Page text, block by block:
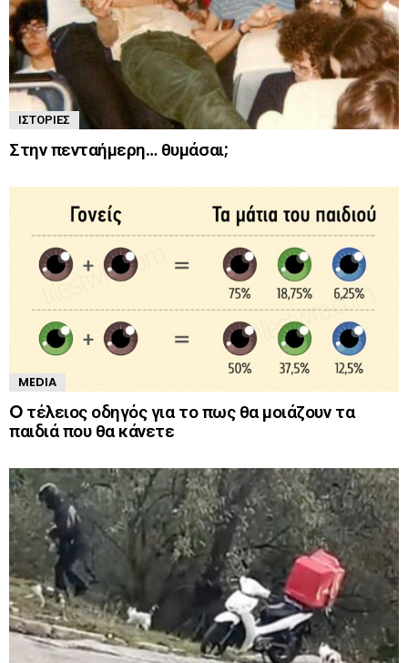
ΙΣΤΟΡΊΕΣ
Στην πενταήμερη… θυμάσαι;
MEDIA
O τέλειος οδηγός για το πως θα μοιάζουν τα
παιδιά που θα κάνετε